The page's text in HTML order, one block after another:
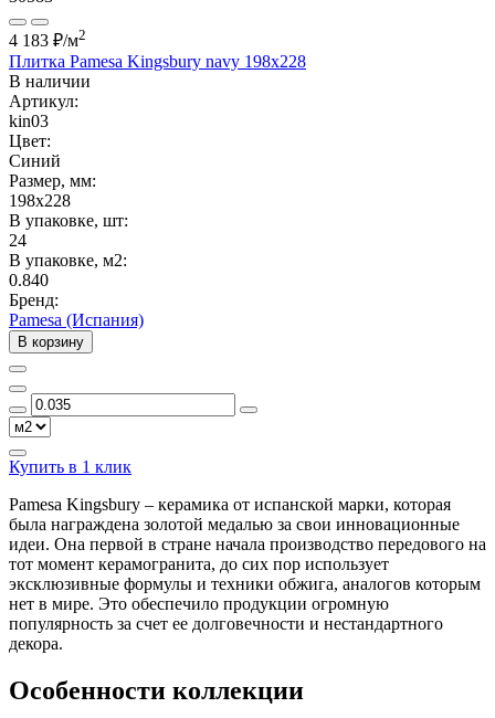
4 183 ₽/м2
Плитка Pamesa Kingsbury navy 198x228
В наличии
Артикул:
kin03
Цвет:
Синий
Размер, мм:
198x228
В упаковке, шт:
24
В упаковке, м2:
0.840
Бренд:
Pamesa (Испания)
В корзину
Купить в 1 клик
Pamesa Kingsbury – керамика от испанской марки, которая
была награждена золотой медалью за свои инновационные
идеи. Она первой в стране начала производство передового на
тот момент керамогранита, до сих пор использует
эксклюзивные формулы и техники обжига, аналогов которым
нет в мире. Это обеспечило продукции огромную
популярность за счет ее долговечности и нестандартного
декора.
Особенности коллекции